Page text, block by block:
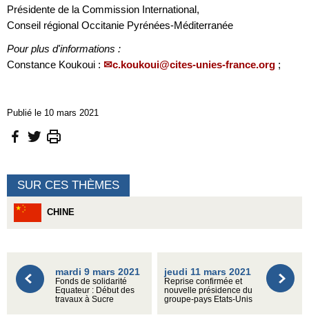
Présidente de la Commission International,
Conseil régional Occitanie Pyrénées-Méditerranée
Pour plus d'informations :
Constance Koukoui :
c.koukoui@cites-unies-france.org ;
Publié le 10 mars 2021
SUR CES THÈMES
CHINE
mardi 9 mars 2021
Fonds de solidarité
Equateur : Début des
travaux à Sucre
jeudi 11 mars 2021
Reprise confirmée et
nouvelle présidence du
groupe-pays Etats-Unis